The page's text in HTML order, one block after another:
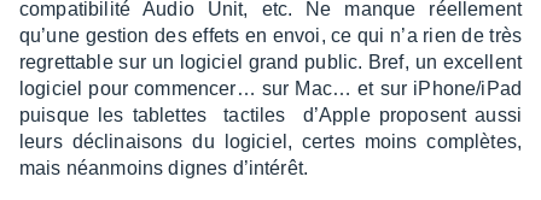
compa­ti­bi­lité Audio Unit, etc. Ne manque réel­le­ment
qu’une gestion des effets en envoi, ce qui n’a rien de très
regret­table sur un logi­ciel grand public. Bref, un excellent
logi­ciel pour commen­cer… sur Mac… et sur iPhone/iPad
puisque les tablettes tactiles d’Apple proposent aussi
leurs décli­nai­sons du logi­ciel, certes moins complètes,
mais néan­moins dignes d’in­té­rêt.